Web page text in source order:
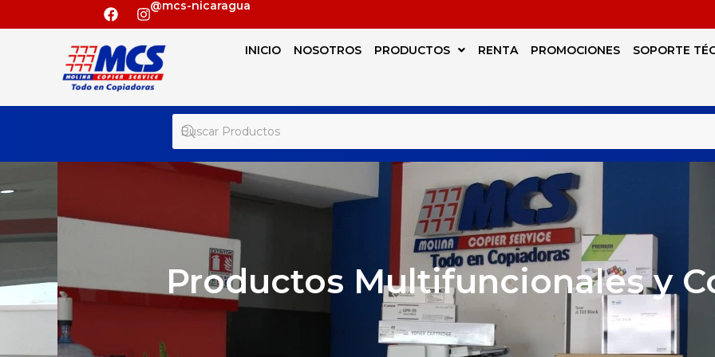
@mcs-nicaragua
INICIO NOSOTROS PRODUCTOS RENTA PROMOCIONES SOPORTE
Productos Multifuncionales y